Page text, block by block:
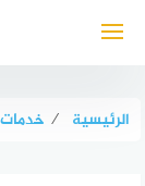
الرئيسية ⁄ خدمات